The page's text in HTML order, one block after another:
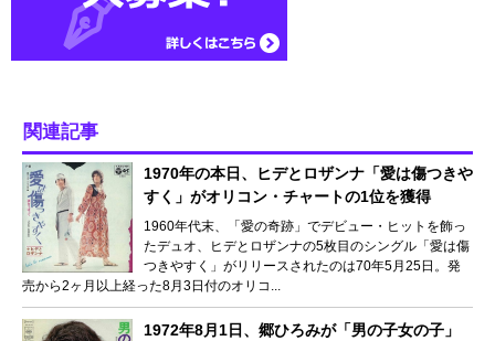
関連記事
1970年の本日、ヒデとロザンナ「愛は傷つきや
すく」がオリコン・チャートの1位を獲得
1960年代末、「愛の奇跡」でデビュー・ヒットを飾っ
たデュオ、ヒデとロザンナの5枚目のシングル「愛は傷
つきやすく」がリリースされたのは70年5月25日。発
売から2ヶ月以上経った8月3日付のオリコ...
1972年8月1日、郷ひろみが「男の子女の子」